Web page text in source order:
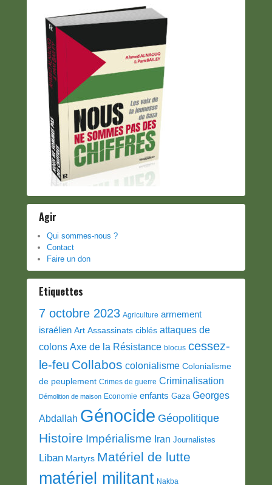
Agir
Qui sommes-nous ?
Contact
Faire un don
Etiquettes
7 octobre 2023 Agriculture armement
israélien Art Assassinats ciblés attaques de
colons Axe de la Résistance blocus cessez-
le-feu Collabos colonialisme Colonialisme
de peuplement Crimes de guerre Criminalisation
Démolition de maison Economie enfants Gaza Georges
Abdallah Génocide Géopolitique
Histoire Impérialisme Iran Journalistes
Liban Martyrs Matériel de lutte
matériel militant Nakba